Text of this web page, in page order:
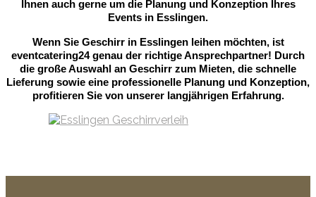
Ihnen auch gerne um die Planung und Konzeption Ihres
Events in Esslingen.
Wenn Sie Geschirr in Esslingen leihen möchten, ist
eventcatering24 genau der richtige Ansprechpartner! Durch
die große Auswahl an Geschirr zum Mieten, die schnelle
Lieferung sowie eine professionelle Planung und Konzeption,
profitieren Sie von unserer langjährigen Erfahrung.